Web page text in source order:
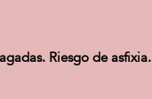
Riesgo de asfixia.